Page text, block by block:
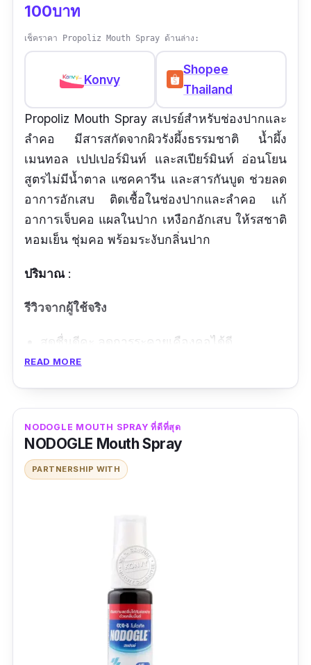
100บาท
เช็คราคา Propoliz Mouth Spray ด้านล่าง:
Konvy
Shopee
Thailand
Propoliz Mouth Spray สเปรย์สำหรับช่องปากและ
ลำคอ มีสารสกัดจากผิวรังผึ้งธรรมชาติ น้ำผึ้ง
เมนทอล เปปเปอร์มินท์ และสเปียร์มินท์ อ่อนโยน
สูตรไม่มีน้ำตาล แซคคารีน และสารกันบูด ช่วยลด
อาการอักเสบ ติดเชื้อในช่องปากและลำคอ แก้
อาการเจ็บคอ แผลในปาก เหงือกอักเสบ ให้รสชาติ
หอมเย็น ชุ่มคอ พร้อมระงับกลิ่นปาก
ปริมาณ:
รีวิวจากผู้ใช้จริง
สดชื่นดีคะ ลดการระคายเคืองคอได้ดี
อร่อยดีนะ ไม่ยม ไม่แสบ ฉีดได้เรื่อยๆแบบชุ่มคอ
อุดมไปด้วยสารสกัดจากธรรมชาติ
ลดการเจ็บคอ ชุ่มคอ
READ MORE
NODOGLE MOUTH SPRAY ที่ดีที่สุด
NODOGLE Mouth Spray
PARTNERSHIP WITH